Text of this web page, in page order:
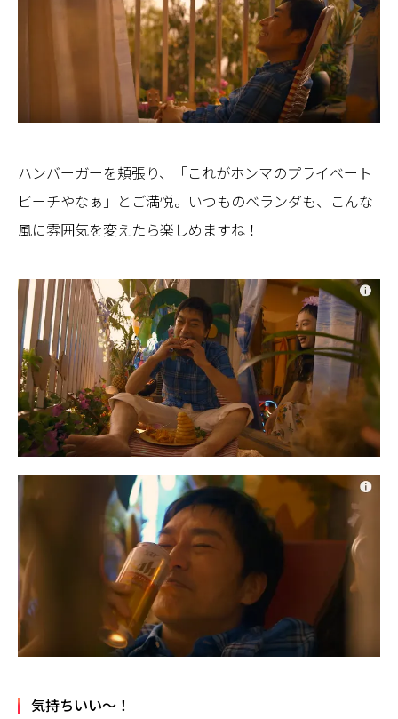
ハンバーガーを頬張り、「これがホンマのプライベート
ビーチやなぁ」とご満悦。いつものベランダも、こんな
風に雰囲気を変えたら楽しめますね！
気持ちいい～！